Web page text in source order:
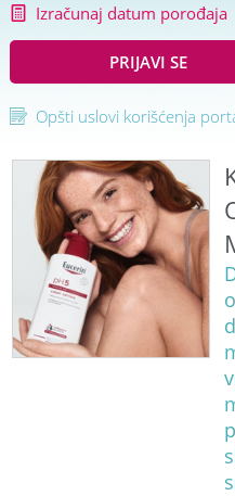
Izračunaj datum porođaja
PRIJAVI SE
Opšti uslovi korišćenja